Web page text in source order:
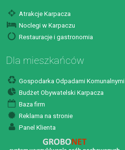
Atrakcje Karpacza
Noclegi w Karpaczu
Restauracje i gastronomia
Dla mieszkańców
Gospodarka Odpadami Komunalnymi
Budżet Obywatelski Karpacza
Baza firm
Reklama na stronie
Panel Klienta